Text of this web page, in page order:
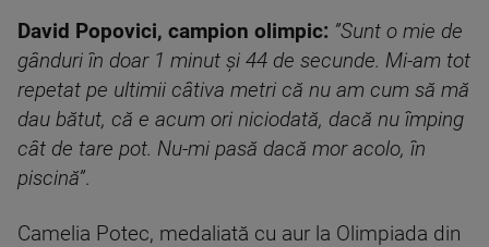
David Popovici, campion olimpic: ”Sunt o mie de
gânduri în doar 1 minut și 44 de secunde. Mi-am tot
repetat pe ultimii câtiva metri că nu am cum să mă
dau bătut, că e acum ori niciodată, dacă nu împing
cât de tare pot. Nu-mi pasă dacă mor acolo, în
piscină”.
Camelia Potec, medaliată cu aur la Olimpiada din